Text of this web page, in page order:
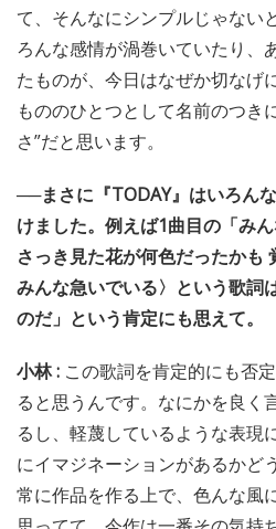
て、そんなにシンプルじゃない
ろんな感情が渦巻いていたり、
たものが、今日はなぜか切なげ
もののひとつとして名前のつき
さ”だと思います。
──まさに『TODAY』はいろん
けました。例えば1曲目の「み
さっき見た花が何色だったかも
みんな急いでいる〉という歌詞
のだ」という肯定にも思えて。
小林 : この歌詞を肯定的にも否
ると思うんです。なにかを良く
るし、軽蔑しているような表現
にイマジネーションがあるかど
常に作品を作る上で、色んな風